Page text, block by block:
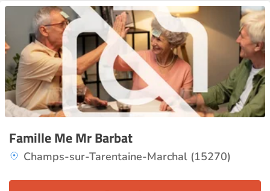
Famille Me Mr Barbat
Champs-sur-Tarentaine-Marchal (15270)